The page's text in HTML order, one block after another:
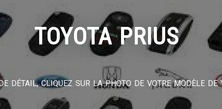
TOYOTA PRIUS
DÉTAIL, CLIQUEZ SUR LA PHOTO DE VOTRE MODÈLE DE